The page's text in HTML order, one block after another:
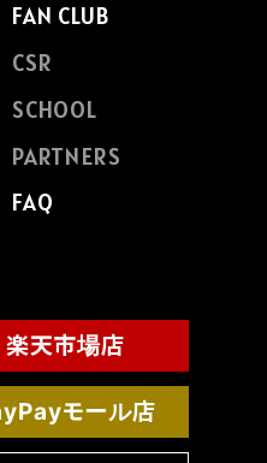
FAN CLUB
CSR
SCHOOL
PARTNERS
FAQ
天市場店
モール店